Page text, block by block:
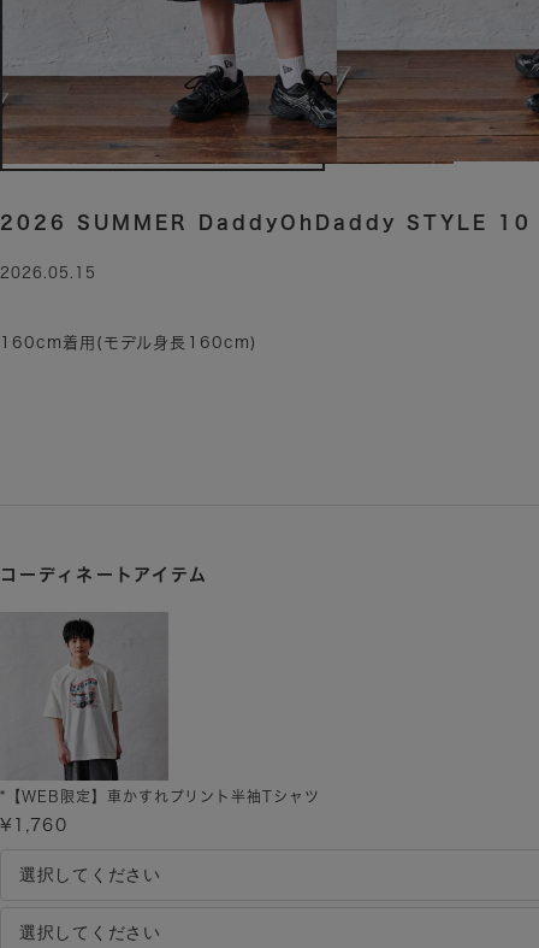
2026 SUMMER DaddyOhDaddy STYLE 10
2026.05.15
160cm着用(モデル身長160cm)
コーディネートアイテム
*【WEB限定】車かすれプリント半袖Tシャツ
¥1,760